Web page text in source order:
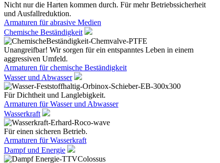
Nicht nur die Harten kommen durch. Für mehr Betriebssicherheit
und Ausfallreduktion.
Armaturen für abrasive Medien
Chemische Beständigkeit
Unangreifbar! Wir sorgen für ein entspanntes Leben in einem
aggressiven Umfeld.
Armaturen für chemische Beständigkeit
Wasser und Abwasser
Für Dichtheit und Langlebigkeit.
Armaturen für Wasser und Abwasser
Wasserkraft
Für einen sicheren Betrieb.
Armaturen für Wasserkraft
Dampf und Energie